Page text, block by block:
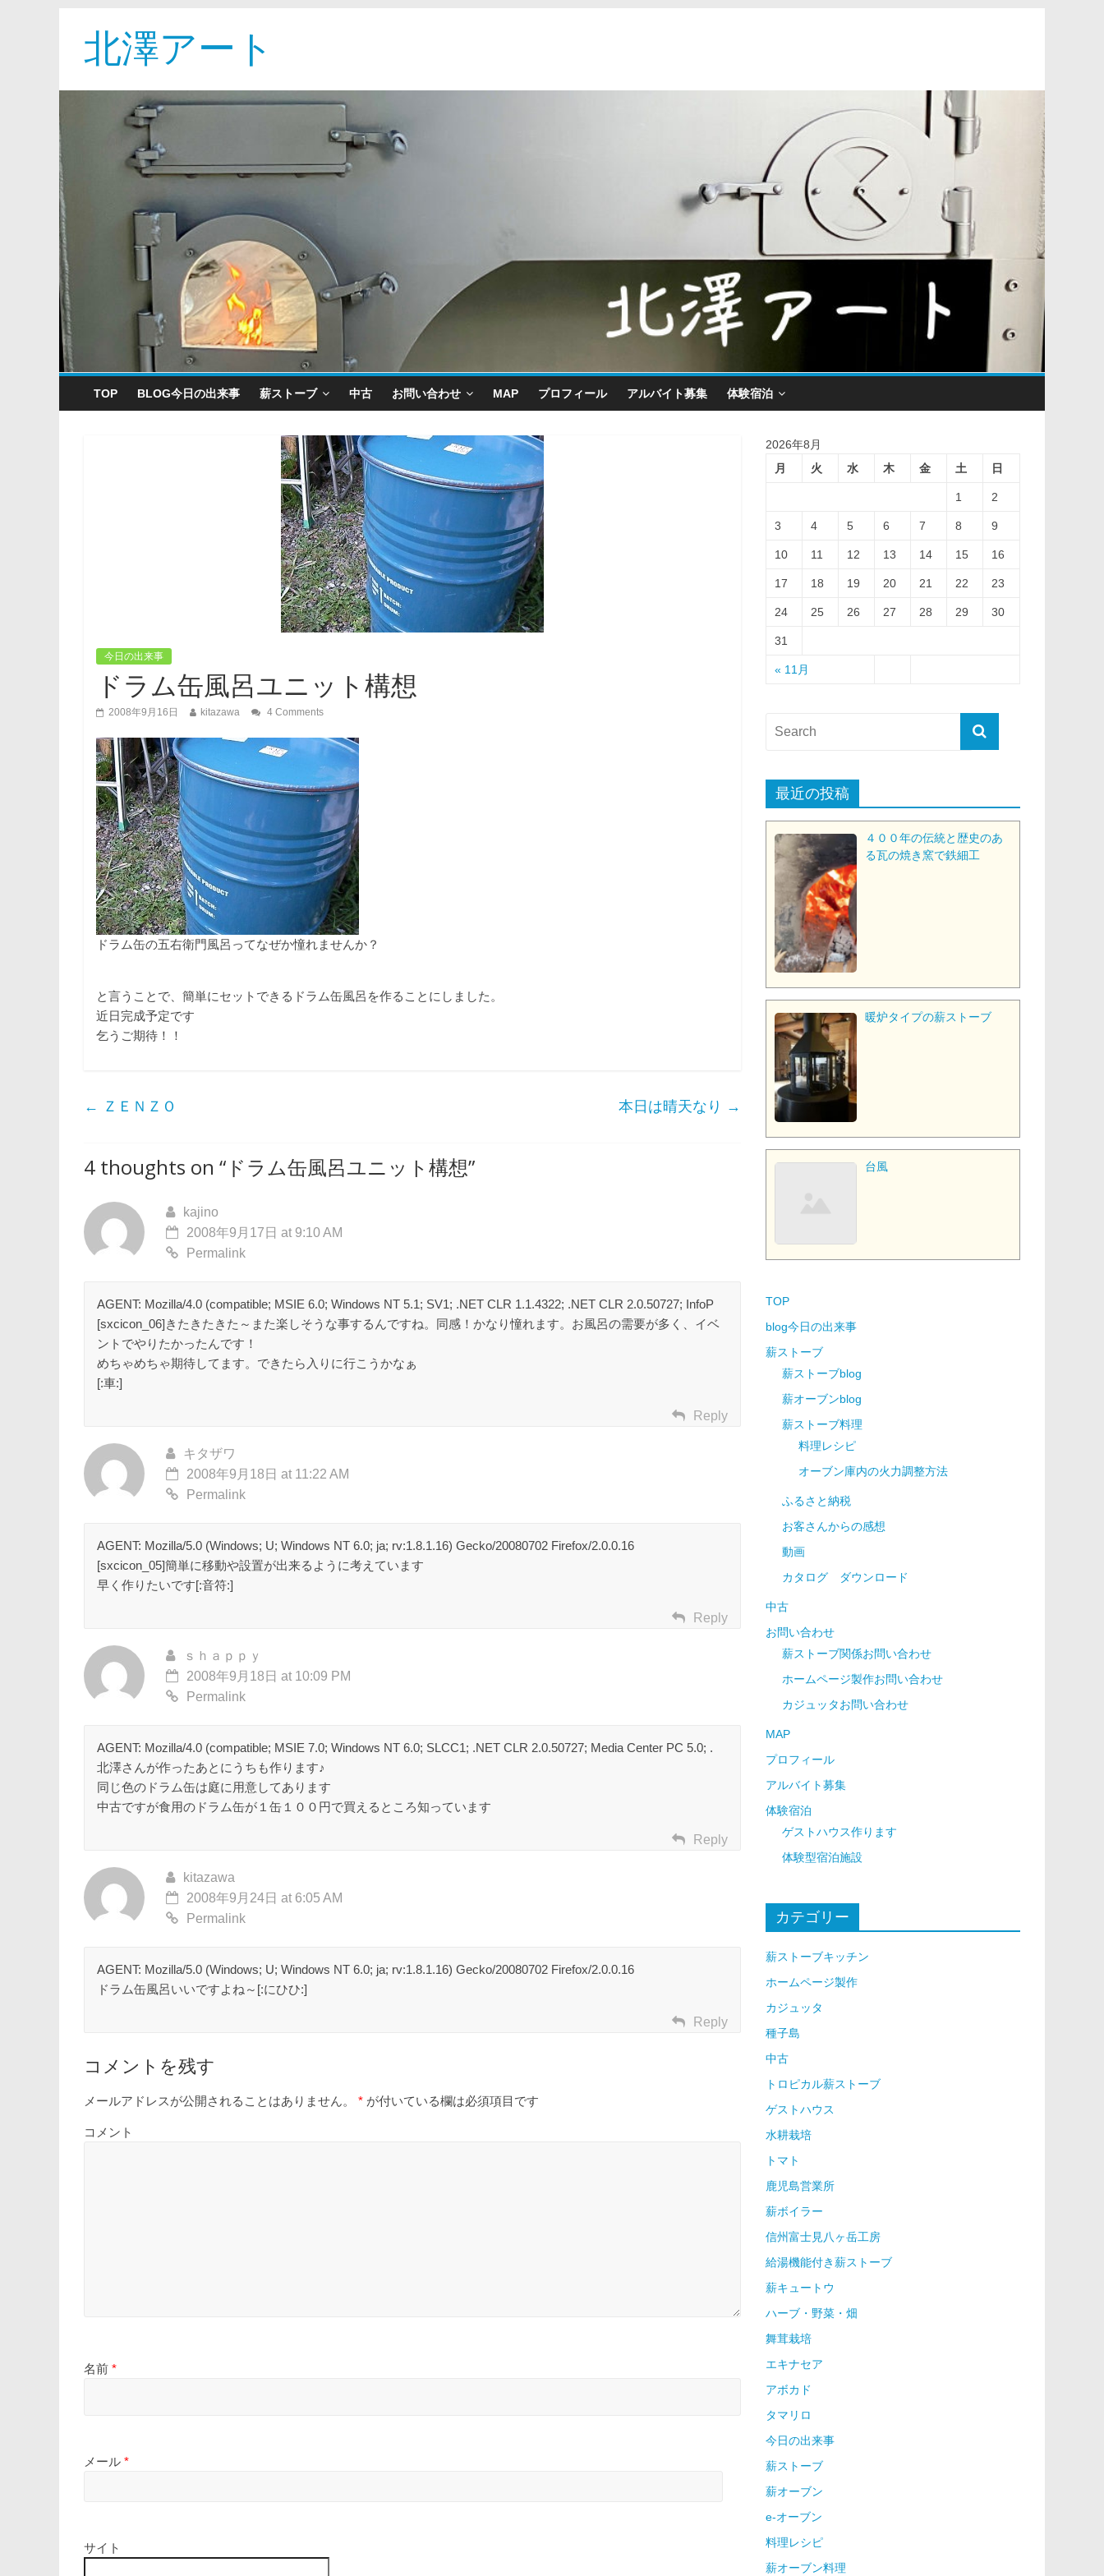
北澤アート
TOP BLOG今日の出来事 薪ストーブ 中古 お問い合わせ MAP プロフィール アルバイト募集 体験宿泊
今日の出来事
ドラム缶風呂ユニット構想
2008年9月16日 kitazawa 4 Comments
ドラム缶の五右衛門風呂ってなぜか憧れませんか？
と言うことで、簡単にセットできるドラム缶風呂を作ることにしました。
近日完成予定です
乞うご期待！！
← ＺＥＮＺＯ 本日は晴天なり →
4 thoughts on “ ドラム缶風呂ユニット構想”
kajino
2008年9月17日 at 9:10 AM
Permalink
AGENT: Mozilla/4.0 (compatible; MSIE 6.0; Windows NT 5.1; SV1; .NET CLR 1.1.4322; .NET CLR 2.0.50727; InfoP
[sxcicon_06]きたきたきた～また楽しそうな事するんですね。同感！かなり憧れます。お風呂の需要が多く、イベ
ントでやりたかったんです！
めちゃめちゃ期待してます。できたら入りに行こうかなぁ
[:車:]
Reply
キタザワ
2008年9月18日 at 11:22 AM
Permalink
AGENT: Mozilla/5.0 (Windows; U; Windows NT 6.0; ja; rv:1.8.1.16) Gecko/20080702 Firefox/2.0.0.16
[sxcicon_05]簡単に移動や設置が出来るように考えています
早く作りたいです[:音符:]
Reply
ｓｈａｐｐｙ
2008年9月18日 at 10:09 PM
Permalink
AGENT: Mozilla/4.0 (compatible; MSIE 7.0; Windows NT 6.0; SLCC1; .NET CLR 2.0.50727; Media Center PC 5.0; .
北澤さんが作ったあとにうちも作ります♪
同じ色のドラム缶は庭に用意してあります
中古ですが食用のドラム缶が１缶１００円で買えるところ知っています
Reply
kitazawa
2008年9月24日 at 6:05 AM
Permalink
AGENT: Mozilla/5.0 (Windows; U; Windows NT 6.0; ja; rv:1.8.1.16) Gecko/20080702 Firefox/2.0.0.16
ドラム缶風呂いいですよね～[:にひひ:]
Reply
コメントを残す
メールアドレスが公開されることはありません。 * が付いている欄は必須項目です
コメント
名前 *
メール *
サイト
2026年8月
月
火 水 木 金 土 日
« 11月
1 2
3 4 5 6 7 8 9
10 11 12 13 14 15 16
17 18 19 20 21 22 23
24 25 26 27 28 29 30
31
最近の投稿
４００年の伝統と歴史のあ
る瓦の焼き窯で鉄細工
暖炉タイプの薪ストーブ
台風
TOP
blog今日の出来事
薪ストーブ
薪ストーブblog
薪オーブンblog
薪ストーブ料理
料理レシピ
オーブン庫内の火力調整方法
ふるさと納税
お客さんからの感想
動画
カタログ ダウンロード
中古
お問い合わせ
薪ストーブ関係お問い合わせ
ホームページ製作お問い合わせ
カジュッタお問い合わせ
MAP
プロフィール
アルバイト募集
体験宿泊
ゲストハウス作ります
体験型宿泊施設
カテゴリー
薪ストーブキッチン
ホームページ製作
カジュッタ
種子島
中古
トロピカル薪ストーブ
ゲストハウス
水耕栽培
トマト
鹿児島営業所
薪ボイラー
信州富士見八ヶ岳工房
給湯機能付き薪ストーブ
薪キュートウ
ハーブ・野菜・畑
舞茸栽培
エキナセア
アボカド
タマリロ
今日の出来事
薪ストーブ
薪オーブン
e-オーブン
料理レシピ
薪オーブン料理